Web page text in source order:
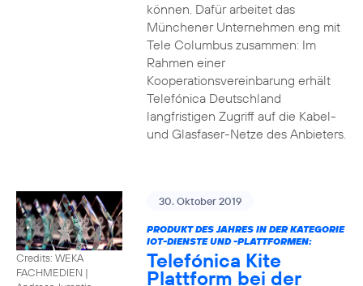
können. Dafür arbeitet das
Münchener Unternehmen eng mit
Tele Columbus zusammen: Im
Rahmen einer
Kooperationsvereinbarung erhält
Telefónica Deutschland
langfristigen Zugriff auf die Kabel-
und Glasfaser-Netze des Anbieters.
Credits: WEKA
FACHMEDIEN |
30. Oktober 2019
PRODUKT DES JAHRES IN DER KATEGORIE
IOT-DIENSTE UND -PLATTFORMEN:
Telefónica Kite
Plattform bei der